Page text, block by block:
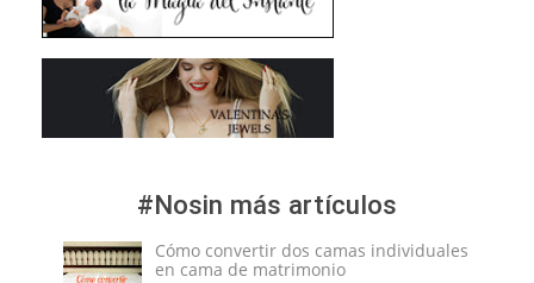
#Nosin más artículos
Cómo convertir dos camas individuales
en cama de matrimonio